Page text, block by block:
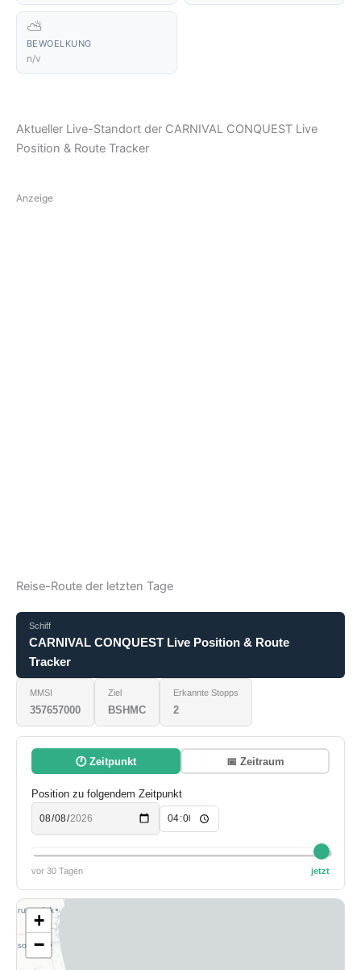
⛅
BEWOELKUNG
n/v
Aktueller Live-Standort der CARNIVAL CONQUEST Live
Position & Route Tracker
Anzeige
Reise-Route der letzten Tage
Schiff
CARNIVAL CONQUEST Live Position & Route
Tracker
MMSI
357657000
Ziel
BSHMC
Erkannte Stopps
2
🕐 Zeitpunkt 📅 Zeitraum
Position zu folgendem Zeitpunkt
vor 30 Tagen jetzt
+
−